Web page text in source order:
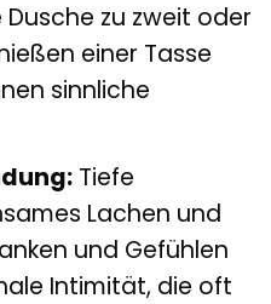
zu zweit oder
einer Tasse
sinnliche
Tiefe
Lachen und
und Gefühlen
Intimität, die oft